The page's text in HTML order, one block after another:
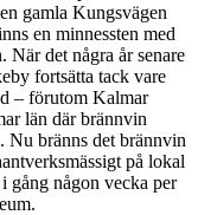
gamla Kungsvägen
en minnessten med
När det några år senare
fortsätta tack vare
– förutom Kalmar
län där brännvin
Nu bränns det brännvin
på lokal
gång någon vecka per